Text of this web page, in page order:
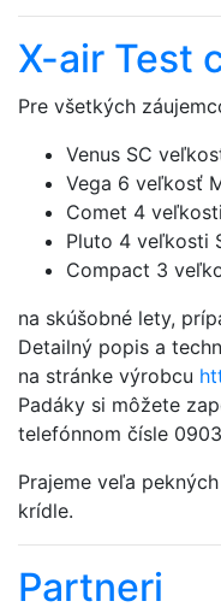
X-air Test
Pre všetkých
Venus SC
Vega 6 veľkosť
Comet 4
Pluto 4 veľkosti
Compact 3
na skúšobné lety,
Detailný popis a
na stránke výrobcu
Padáky si môžete
telefónnom čísle
Prajeme veľa
krídle.
Partneri